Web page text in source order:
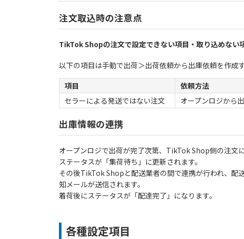
注文取込時の注意点
TikTok Shopの注文で設定できない項目・取り込めない
以下の項目は手動で出荷＞出荷依頼から出庫依頼を作成
項目
依頼方法
セラーによる発送ではない注文
オープンロジから
出庫情報の連携
オープンロジで出荷が完了次第、TikTok Shop側の注文
ステータスが「集荷待ち」に更新されます。
その後TikTok Shopと配送業者の間で連携が行われ、配
知メールが送信されます。
着荷後にステータスが「配達完了」になります。
各種設定項目